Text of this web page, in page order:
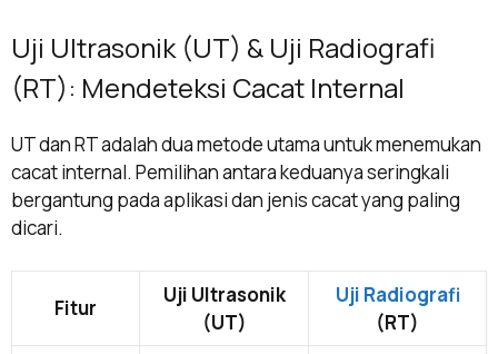
Uji Ultrasonik (UT) & Uji Radiografi
(RT): Mendeteksi Cacat Internal
UT dan RT adalah dua metode utama untuk menemukan
cacat internal. Pemilihan antara keduanya seringkali
bergantung pada aplikasi dan jenis cacat yang paling
dicari.
Fitur
Uji Ultrasonik
(UT)
Uji Radiografi
(RT)